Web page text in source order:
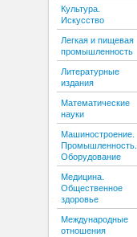
Культура.
Искусство
Легкая и пищевая
промышленность
Литературные
издания
Математические
науки
Машиностроение.
Промышленность.
Оборудование
Медицина.
Общественное
здоровье
Международные
отношения